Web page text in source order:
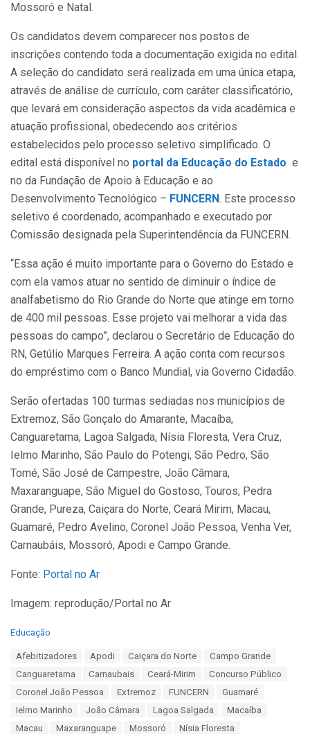
Mossoró e Natal.
Os candidatos devem comparecer nos postos de
inscrições contendo toda a documentação exigida no edital.
A seleção do candidato será realizada em uma única etapa,
através de análise de currículo, com caráter classificatório,
que levará em consideração aspectos da vida acadêmica e
atuação profissional, obedecendo aos critérios
estabelecidos pelo processo seletivo simplificado. O
edital está disponível no portal da Educação do Estado e
no da Fundação de Apoio à Educação e ao
Desenvolvimento Tecnológico – FUNCERN. Este processo
seletivo é coordenado, acompanhado e executado por
Comissão designada pela Superintendência da FUNCERN.
“Essa ação é muito importante para o Governo do Estado e
com ela vamos atuar no sentido de diminuir o índice de
analfabetismo do Rio Grande do Norte que atinge em torno
de 400 mil pessoas. Esse projeto vai melhorar a vida das
pessoas do campo”, declarou o Secretário de Educação do
RN, Getúlio Marques Ferreira. A ação conta com recursos
do empréstimo com o Banco Mundial, via Governo Cidadão.
Serão ofertadas 100 turmas sediadas nos municípios de
Extremoz, São Gonçalo do Amarante, Macaíba,
Canguaretama, Lagoa Salgada, Nísia Floresta, Vera Cruz,
Ielmo Marinho, São Paulo do Potengi, São Pedro, São
Tomé, São José de Campestre, João Câmara,
Maxaranguape, São Miguel do Gostoso, Touros, Pedra
Grande, Pureza, Caiçara do Norte, Ceará Mirim, Macau,
Guamaré, Pedro Avelino, Coronel João Pessoa, Venha Ver,
Carnaubáis, Mossoró, Apodi e Campo Grande.
Fonte: Portal no Ar
Imagem: reprodução/Portal no Ar
C
Educação
Afebitizadores Apodi Caiçara do Norte
Campo Grande
Canguaretama
Carnaubais Ceará-Mirim
Concurso Público
Coronel João Pessoa
Extremoz FUNCERN
Guamaré
Ielmo Marinho
João Câmara Lagoa Salgada
Macaíba
Macau
Maxaranguape Mossoró
Nísia Floresta